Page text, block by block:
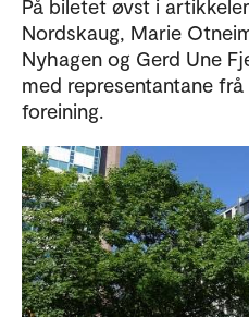
På biletet øvst i
Nordskaug, Marie
Nyhagen og Gerd Une
med representantane
foreining.